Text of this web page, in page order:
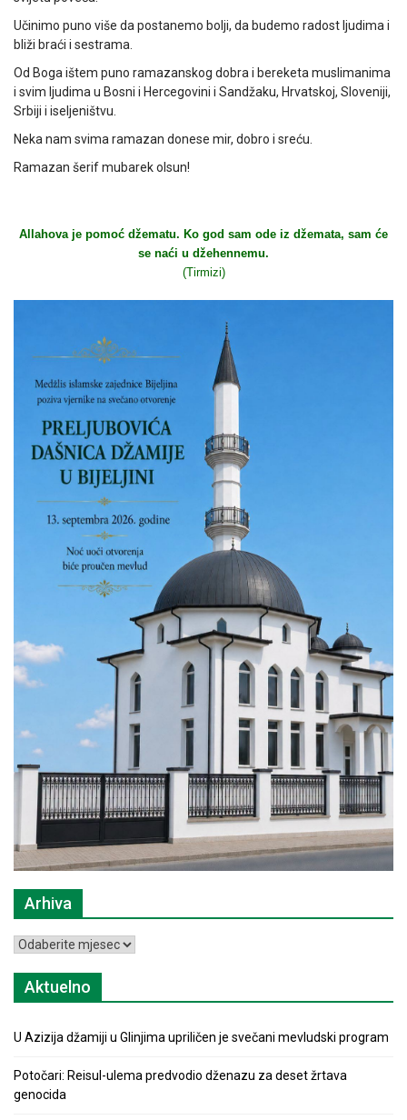
Učinimo puno više da postanemo bolji, da budemo radost ljudima i
bliži braći i sestrama.
Od Boga ištem puno ramazanskog dobra i bereketa muslimanima
i svim ljudima u Bosni i Hercegovini i Sandžaku, Hrvatskoj, Sloveniji,
Srbiji i iseljeništvu.
Neka nam svima ramazan donese mir, dobro i sreću.
Ramazan šerif mubarek olsun!
Allahova je pomoć džematu. Ko god sam ode iz džemata, sam će
se naći u džehennemu.
(Tirmizi)
Arhiva
Arhiva
Aktuelno
U Azizija džamiji u Glinjima upriličen je svečani mevludski program
Potočari: Reisul-ulema predvodio dženazu za deset žrtava
genocida